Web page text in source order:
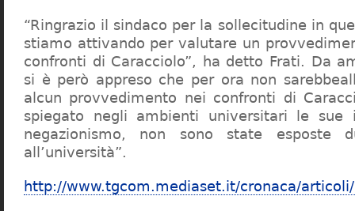
“Ringrazio il sindaco per la sollecitudine in
stiamo attivando per valutare un
confronti di Caracciolo”, ha detto Frati. Da
si è però appreso che per ora non
alcun provvedimento nei confronti di
spiegato negli ambienti universitari le sue
negazionismo, non sono state esposte
all’università”.
http://www.tgcom.mediaset.it/cronaca/